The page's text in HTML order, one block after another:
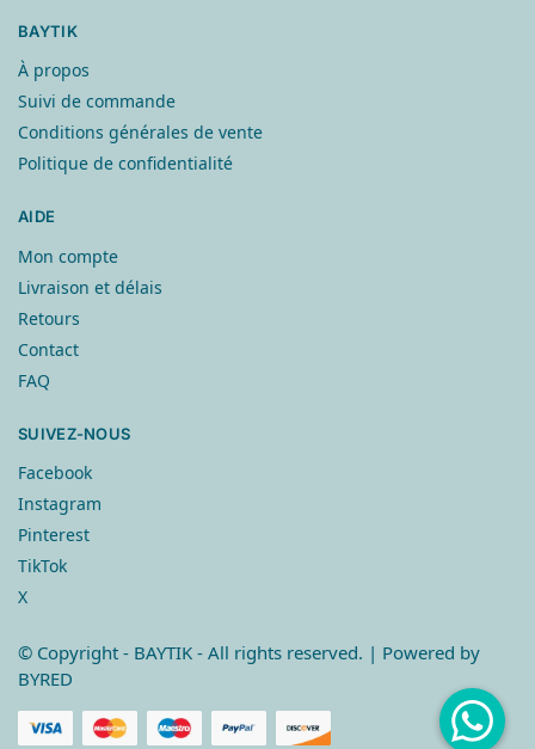
BAYTIK
À propos
Suivi de commande
Conditions générales de vente
Politique de confidentialité
AIDE
Mon compte
Livraison et délais
Retours
Contact
FAQ
SUIVEZ-NOUS
Facebook
Instagram
Pinterest
TikTok
X
© Copyright - BAYTIK - All rights reserved. | Powered by
BYRED